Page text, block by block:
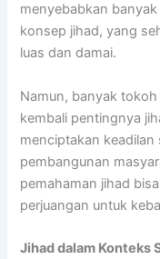
menyebabkan
konsep jihad, yang
luas dan damai.
Namun, banyak
kembali pentingnya
menciptakan
pembangunan
pemahaman jihad
perjuangan untuk
Jihad dalam Konteks